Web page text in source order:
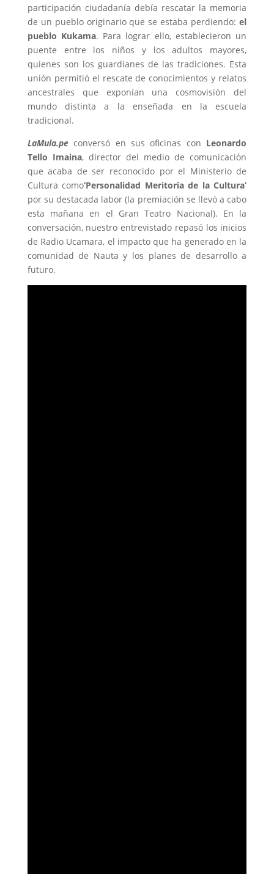
participación ciudadanía debía rescatar la memoria
de un pueblo originario que se estaba perdiendo:el
pueblo Kukama. Para lograr ello, establecieron un
puente entre los niños y los adultos mayores,
quienes son los guardianes de las tradiciones. Esta
unión permitió el rescate de conocimientos y relatos
ancestrales que exponían una cosmovisión del
mundo distinta a la enseñada en la escuela
tradicional.
LaMula.peconversó en sus oficinas con Leonardo
Tello Imaina, director del medio de comunicación
que acaba de ser reconocido por el Ministerio de
Cultura como‘Personalidad Meritoria de la Cultura’
por su destacada labor (la premiación se llevó a cabo
esta mañana en el Gran Teatro Nacional). En la
conversación, nuestro entrevistado repasó los inicios
de Radio Ucamara, el impacto que ha generado en la
comunidad de Nauta y los planes de desarrollo a
futuro.